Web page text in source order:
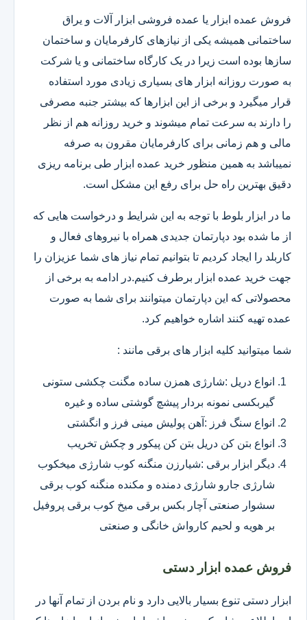
فروش عمده ابزار یا عمده فروشی ابزار آلات و یراق
ساختمانی همیشه یکی از نیازهای کارفرمایان و ساختمان
سازها بوده است زیرا در یک کارگاه ساختمانی و یا شرکت
به صورت روزانه ابزار های بسیاری زیادی مورد استفاده
قرار میگیرد و برخی از این ابزارها که بیشتر جنبه مصرفی
را دارند به سرعت تمام میشوند و خرید روزانه هم از نظر
مالی و هم زمانی برای کارفرمایان مقرون به صرفه
نمیباشد به همین منظور خرید عمده ابزار طی برنامه ریزی
دقیق بهترین راه حل برای رفع این مشکل است.
ما در ابزار بلوط با توجه به این شرایط و درخواست هایی که
از ما شده بود دپارتمان جدیدی همراه با نیروهای فعال و
کاربلد را ایجاد کردیم تا بتوانیم تمام نیاز های شما عزیزان را
جهت خرید عمده ابزار برطرف کنیم.در ادامه به برخی از
محصولاتی که این دپارتمان میتوانند برای شما به صورت
عمده تهیه کنند اشاره خواهیم کرد.
شما میتوانید کلیه ابزار های برقی مانند :
انواع دریل :شارژی همزن ساده مگنت چکشی ستونی
گیربکسی نمونه بردار پیشچ گوشتی ساده و غیره
انواع سنگ فرز :آهن پولیش مینی فرز و انگشتی
انواع بتن کن دریل بتن کن پیکور و چکش تخریب
دیگر ابزار برقی :شیارزن منگنه کوب شارژی میخکوب
شارژی جارو شارژی دمنده و مکنده منگنه کوب برقی
سشوار صنعتی آچار بکس برقی میخ کوب برقی پروفیل
بر هویه و لحیم کارواش خانگی و صنعتی
فروش عمده ابزار دستی
ابزار دستی تنوع بسیار بالایی دارد و نام بردن از تمام آنها در